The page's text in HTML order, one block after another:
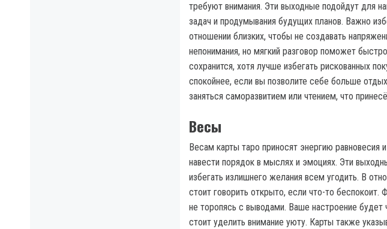
требуют внимания. Эти выходные подойдут для
задач и продумывания будущих планов. Важно
отношении близких, чтобы не создавать
непонимания, но мягкий разговор поможет
сохранится, хотя лучше избегать рискованных
спокойнее, если вы позволите себе больше
заняться саморазвитием или чтением, что
Весы
Весам карты таро приносят энергию равновесия
навести порядок в мыслях и эмоциях. Эти
избегать излишнего желания всем угодить. В
стоит говорить открыто, если что-то
не торопясь с выводами. Ваше настроение
стоит уделить внимание уюту. Карты также